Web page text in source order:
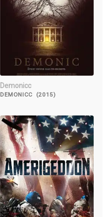
Demonicc
DEMONICC (2015)